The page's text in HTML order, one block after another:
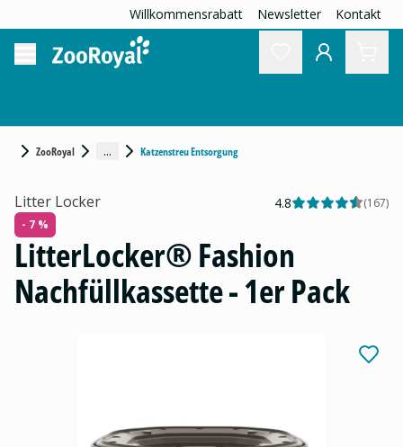
Willkommensrabatt Newsletter Kontakt
ZooRoyal ... Katzenstreu Entsorgung
Litter Locker 4.8 (167)
- 7 %
LitterLocker® Fashion
Nachfüllkassette - 1er Pack